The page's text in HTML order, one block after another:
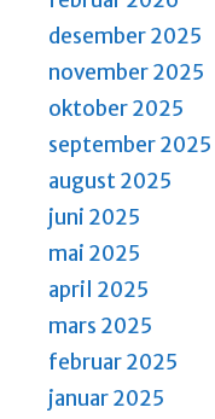
desember 2025
november 2025
oktober 2025
september 2025
august 2025
juni 2025
mai 2025
april 2025
mars 2025
februar 2025
januar 2025